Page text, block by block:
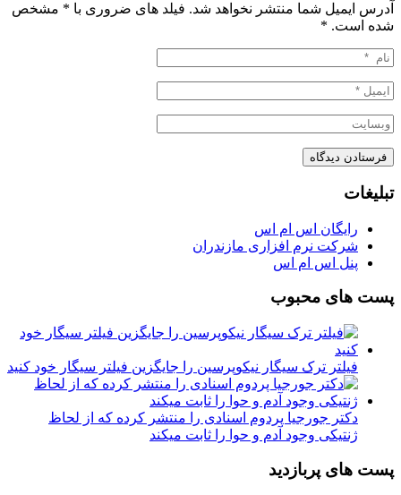
آدرس ایمیل شما منتشر نخواهد شد. فیلد های ضروری با * مشخص
شده است. *
تبلیغات
رایگان اس ام اس
شرکت نرم افزاری مازندران
پنل اس ام اس
پست های محبوب
فیلتر ترک سیگار نیکوپرسین را جایگزین فیلتر سیگار خود کنید
دکتر جورجیا پردوم اسنادی را منتشر کرده که از لحاظ
ژنتیکی وجود آدم و حوا را ثابت میکند
پست های پربازدید